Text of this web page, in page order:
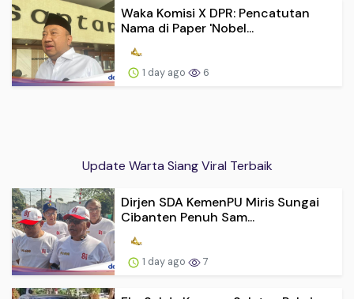
Waka Komisi X DPR: Pencatutan
Nama di Paper 'Nobel...
1 day ago 6
Update Warta Siang Viral Terbaik
Dirjen SDA KemenPU Miris Sungai
Cibanten Penuh Sam...
1 day ago 7